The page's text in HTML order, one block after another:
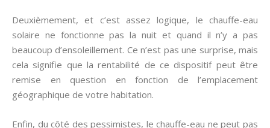
Deuxièmement, et c’est assez logique, le chauffe-eau
solaire ne fonctionne pas la nuit et quand il n’y a pas
beaucoup d’ensoleillement. Ce n’est pas une surprise, mais
cela signifie que la rentabilité de ce dispositif peut être
remise en question en fonction de l’emplacement
géographique de votre habitation.
Enfin, du côté des pessimistes, le chauffe-eau ne peut pas